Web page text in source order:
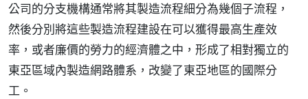
公司的分支機構通常將其製造流程細分為幾個子流程，
然後分別將這些製造流程建設在可以獲得最高生產效
率，或者廉價的勞力的經濟體之中，形成了相對獨立的
東亞區域內製造網路體系，改變了東亞地區的國際分
工。